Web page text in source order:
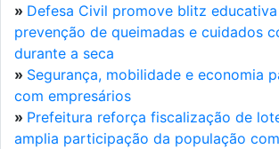
» Defesa Civil promove blitz
prevenção de queimadas e cuidados
durante a seca
» Segurança, mobilidade e economia
com empresários
» Prefeitura reforça fiscalização de
amplia participação da população